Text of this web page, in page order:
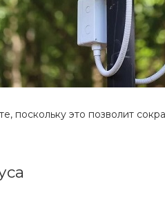
поскольку это позволит